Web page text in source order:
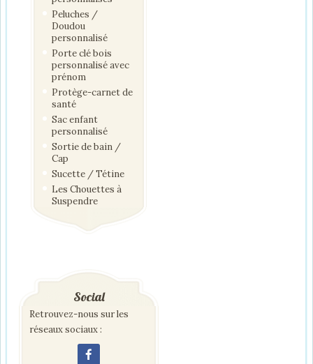
Peluches /
Doudou
personnalisé
Porte clé bois
personnalisé avec
prénom
Protège-carnet de
santé
Sac enfant
personnalisé
Sortie de bain /
Cap
Sucette / Tétine
Les Chouettes à
Suspendre
Social
Retrouvez-nous sur les
réseaux sociaux :